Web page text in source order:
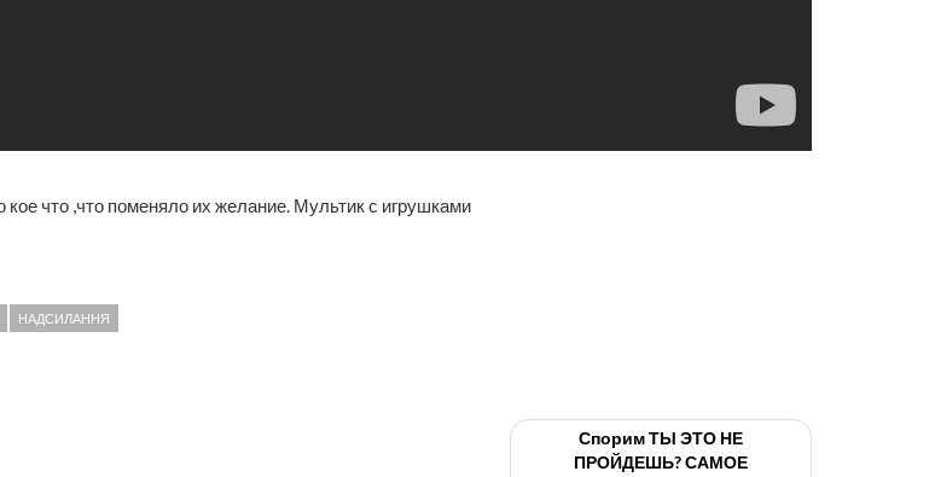
что ,что поменяло их желание. Мультик с игрушками
НАДСИЛАННЯ
Спорим ТЫ ЭТО НЕ
ПРОЙДЕШЬ? САМОЕ